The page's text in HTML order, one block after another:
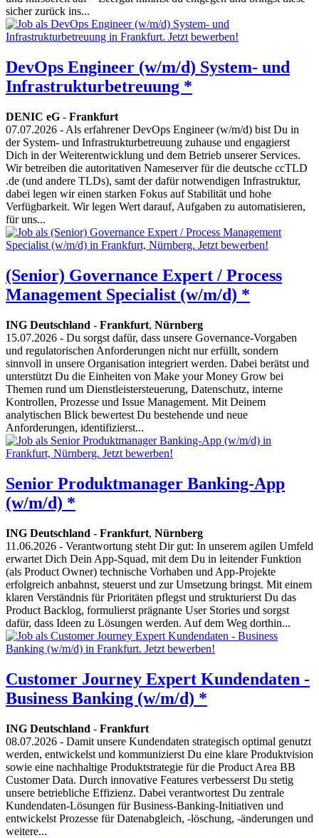
sicher zurück ins...
DevOps Engineer (w/m/d) System- und
Infrastrukturbetreuung *
DENIC eG - Frankfurt
07.07.2026 - Als erfahrener DevOps Engineer (w/m/d) bist Du in
der System- und Infrastrukturbetreuung zuhause und engagierst
Dich in der Weiterentwicklung und dem Betrieb unserer Services.
Wir betreiben die autoritativen Nameserver für die deutsche ccTLD
.de (und andere TLDs), samt der dafür notwendigen Infrastruktur,
dabei legen wir einen starken Fokus auf Stabilität und hohe
Verfügbarkeit. Wir legen Wert darauf, Aufgaben zu automatisieren,
für uns...
(Senior) Governance Expert / Process
Management Specialist (w/m/d) *
ING Deutschland - Frankfurt, Nürnberg
15.07.2026 - Du sorgst dafür, dass unsere Governance-Vorgaben
und regulatorischen Anforderungen nicht nur erfüllt, sondern
sinnvoll in unsere Organisation integriert werden. Dabei berätst und
unterstützt Du die Einheiten von Make your Money Grow bei
Themen rund um Dienstleistersteuerung, Datenschutz, interne
Kontrollen, Prozesse und Issue Management. Mit Deinem
analytischen Blick bewertest Du bestehende und neue
Anforderungen, identifizierst...
Senior Produktmanager Banking-App
(w/m/d) *
ING Deutschland - Frankfurt, Nürnberg
11.06.2026 - Verantwortung steht Dir gut: In unserem agilen Umfeld
erwartet Dich Dein App-Squad, mit dem Du in leitender Funktion
(als Product Owner) technische Vorhaben und App-Projekte
erfolgreich anbahnst, steuerst und zur Umsetzung bringst. Mit einem
klaren Verständnis für Prioritäten pflegst und strukturierst Du das
Product Backlog, formulierst prägnante User Stories und sorgst
dafür, dass Ideen zu Lösungen werden. Auf dem Weg dorthin...
Customer Journey Expert Kundendaten -
Business Banking (w/m/d) *
ING Deutschland - Frankfurt
08.07.2026 - Damit unsere Kundendaten strategisch optimal genutzt
werden, entwickelst und kommunizierst Du eine klare Produktvision
sowie eine nachhaltige Produktstrategie für die Product Area BB
Customer Data. Durch innovative Features verbesserst Du stetig
unsere betriebliche Effizienz. Dabei verantwortest Du zentrale
Kundendaten-Lösungen für Business-Banking-Initiativen und
entwickelst Prozesse für Datenabgleich, -löschung, -änderungen und
weitere...